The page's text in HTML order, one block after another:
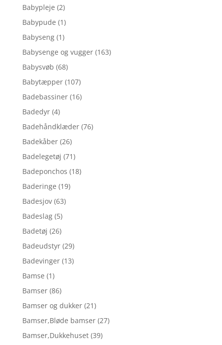
Babypleje (2)
Babypude (1)
Babyseng (1)
Babysenge og vugger (163)
Babysvøb (68)
Babytæpper (107)
Badebassiner (16)
Badedyr (4)
Badehåndklæder (76)
Badekåber (26)
Badelegetøj (71)
Badeponchos (18)
Baderinge (19)
Badesjov (63)
Badeslag (5)
Badetøj (26)
Badeudstyr (29)
Badevinger (13)
Bamse (1)
Bamser (86)
Bamser og dukker (21)
Bamser,Bløde bamser (27)
Bamser,Dukkehuset (39)